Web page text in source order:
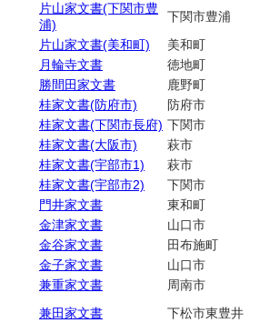
片山家文書(下関市豊
浦)
下関市豊浦
片山家文書(美和町)
美和町
月輪寺文書
徳地町
勝間田家文書
鹿野町
桂家文書(防府市)
防府市
桂家文書(下関市長府) 下関市
桂家文書(大阪市)
萩市
桂家文書(宇部市1)
萩市
桂家文書(宇部市2)
下関市
門井家文書
東和町
金津家文書
山口市
金谷家文書
田布施町
金子家文書
山口市
兼重家文書
周南市
兼田家文書
下松市東豊井